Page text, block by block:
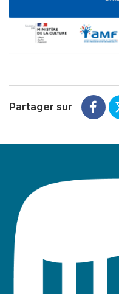
Partager sur